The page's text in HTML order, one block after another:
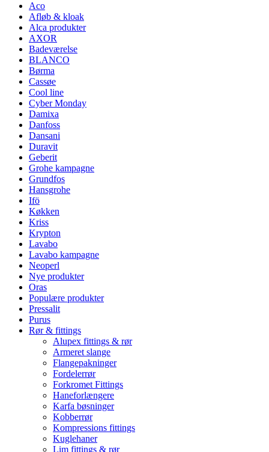
Aco
Afløb & kloak
Alca produkter
AXOR
Badeværelse
BLANCO
Børma
Cassøe
Cool line
Cyber Monday
Damixa
Danfoss
Dansani
Duravit
Geberit
Grohe kampagne
Grundfos
Hansgrohe
Ifö
Køkken
Kriss
Krypton
Lavabo
Lavabo kampagne
Neoperl
Nye produkter
Oras
Populære produkter
Pressalit
Purus
Rør & fittings
Alupex fittings & rør
Armeret slange
Flangepakninger
Fordelerrør
Forkromet Fittings
Haneforlængere
Karfa bøsninger
Kobberrør
Kompressions fittings
Kuglehaner
Lim fittings & rør